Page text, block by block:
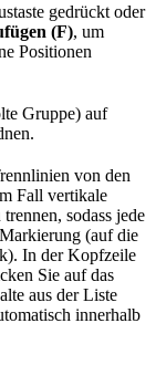
gedrückt oder
(F), um
Positionen
Gruppe) auf
von den
Fall vertikale
sodass jede
(auf die
In der Kopfzeile
Sie auf das
aus der Liste
innerhalb